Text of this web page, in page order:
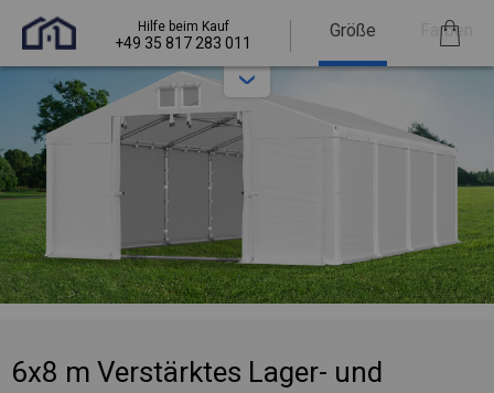
Hilfe beim Kauf
+49 35 817 283 011
Größe Farben
6x8 m Verstärktes Lager- und